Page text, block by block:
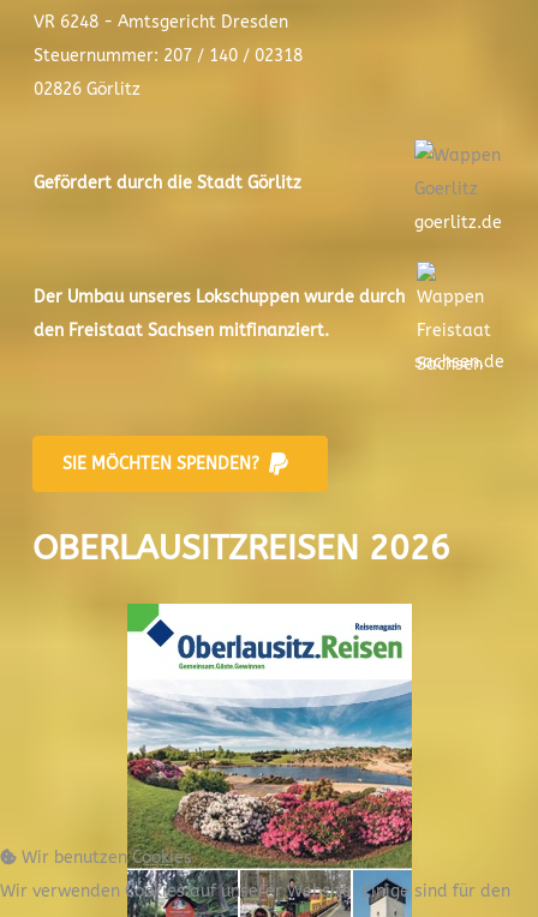
VR 6248 - Amtsgericht Dresden
Steuernummer: 207 / 140 / 02318
02826 Görlitz
Gefördert durch die Stadt Görlitz
goerlitz.de
Der Umbau unseres Lokschuppen wurde durch
den Freistaat Sachsen mitfinanziert.
sachsen.de
SIE MÖCHTEN SPENDEN?
OBERLAUSITZREISEN 2026
Wir benutzen Cookies
Wir verwenden Cookies auf unserer Website. Einige sind für den